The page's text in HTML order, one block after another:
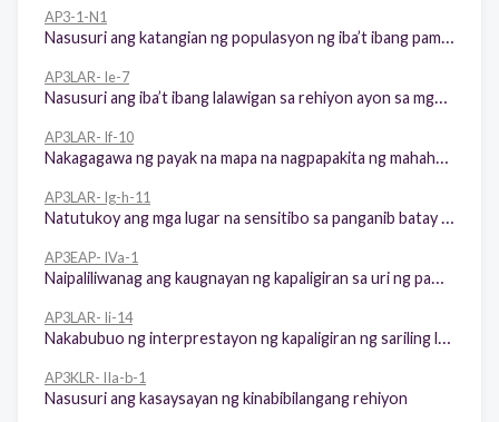
AP3-1-N1
AP3LAR- Ie-7
AP3LAR- If-10
AP3LAR- Ig-h-11
AP3EAP- IVa-1
AP3LAR- Ii-14
AP3KLR- IIa-b-1
Nasusuri ang kasaysayan ng kinabibilangang rehiyon